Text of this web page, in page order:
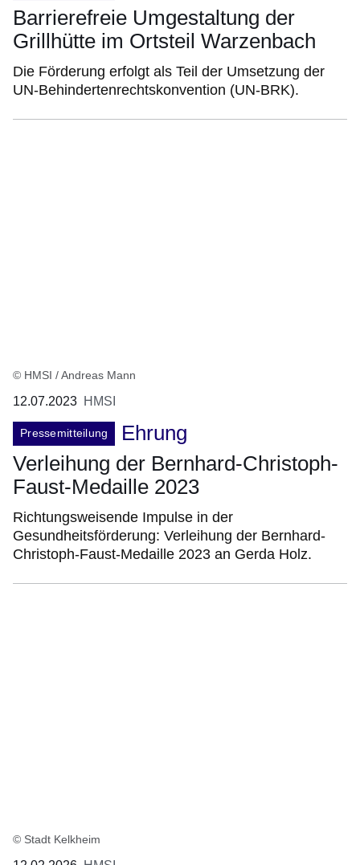
Barrierefreie Umgestaltung der
Grillhütte im Ortsteil Warzenbach
Die Förderung erfolgt als Teil der Umsetzung der
UN-Behindertenrechtskonvention (UN-BRK).
© HMSI / Andreas Mann
12.07.2023 HMSI
Pressemitteilung
Ehrung
Verleihung der Bernhard-Christoph-
Faust-Medaille 2023
Richtungsweisende Impulse in der
Gesundheitsförderung: Verleihung der Bernhard-
Christoph-Faust-Medaille 2023 an Gerda Holz.
© Stadt Kelkheim